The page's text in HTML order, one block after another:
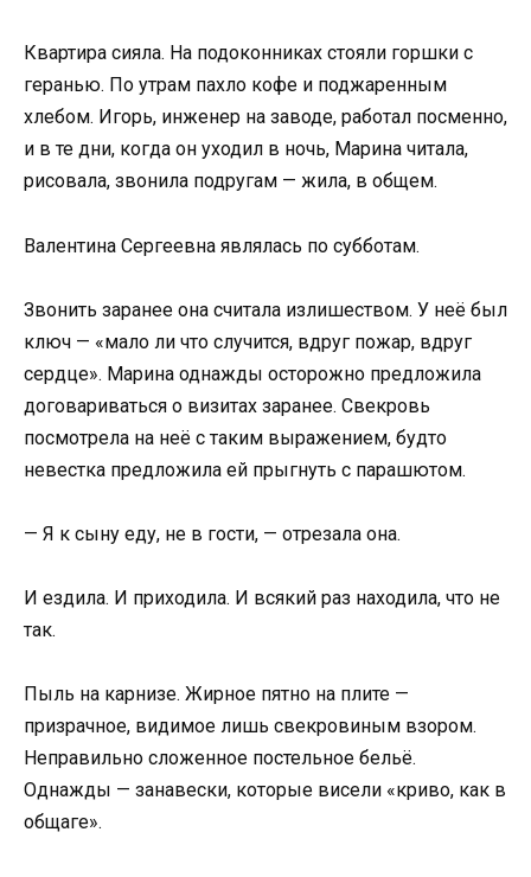
Квартира сияла. На подоконниках стояли горшки с
геранью. По утрам пахло кофе и поджаренным
хлебом. Игорь, инженер на заводе, работал посменно,
и в те дни, когда он уходил в ночь, Марина читала,
рисовала, звонила подругам — жила, в общем.
Валентина Сергеевна являлась по субботам.
Звонить заранее она считала излишеством. У неё был
ключ — «мало ли что случится, вдруг пожар, вдруг
сердце». Марина однажды осторожно предложила
договариваться о визитах заранее. Свекровь
посмотрела на неё с таким выражением, будто
невестка предложила ей прыгнуть с парашютом.
— Я к сыну еду, не в гости, — отрезала она.
И ездила. И приходила. И всякий раз находила, что не
так.
Пыль на карнизе. Жирное пятно на плите —
призрачное, видимое лишь свекровиным взором.
Неправильно сложенное постельное бельё.
Однажды — занавески, которые висели «криво, как в
общаге».